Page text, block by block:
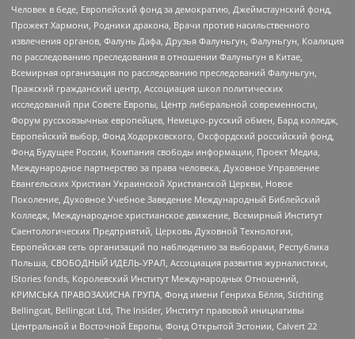
Человек в беде, Европейский фонд за демократию, Джеймстаунский фонд,
Прожект Хармони, Родники дракона, Врачи против насильственного
извлечения органов, Фалунь Дафа, Друзья Фалуньгун, Фалуньгун, Коалиция
по расследованию преследования в отношении Фалуньгун в Китае,
Всемирная организация по расследованию преследований Фалуньгун,
Пражский гражданский центр, Ассоциация школ политических
исследований при Совете Европы, Центр либеральной современности,
Форум русскоязычных европейцев, Немецко-русский обмен, Бард колледж,
Европейский выбор, Фонд Ходорковского, Оксфордский российский фонд,
Фонд Будущее России, Компания свободы информации, Проект Медиа,
Международное партнерство за права человека, Духовное Управление
Евангельских Христиан Украинской Христианской Церкви, Новое
Поколение, Духовное Учебное Заведение Международный Библейский
Колледж, Международное христианское движение, Всемирный Институт
Саентологических Предприятий, Церковь Духовной Технологии,
Европейская сеть организаций по наблюдению за выборами, Республика
Польша, СВОБОДНЫЙ ИДЕЛЬ-УРАЛ, Ассоциация развития журналистики,
IStories fonds, Королевский Институт Международных Отношений,
КРИМСЬКА ПРАВОЗАХИСНА ГРУПА, Фонд имени Генриха Бёлля, Stichting
Bellingcat, Bellingcat Ltd, The Insider, Институт правовой инициативы
Центральной и Восточной Европы, Фонд Открытой Эстонии, Calvert 22